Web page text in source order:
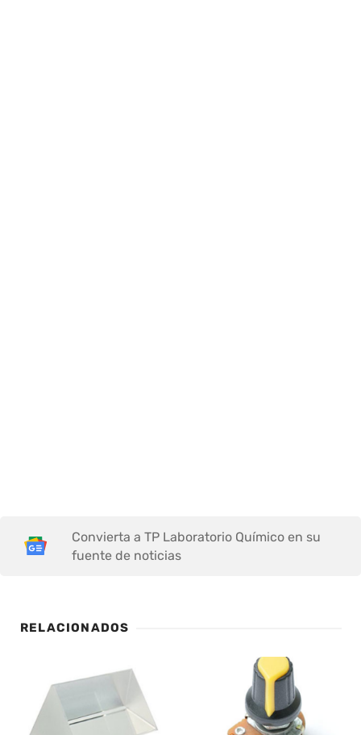
Convierta a TP Laboratorio Químico en su
fuente de noticias
RELACIONADOS